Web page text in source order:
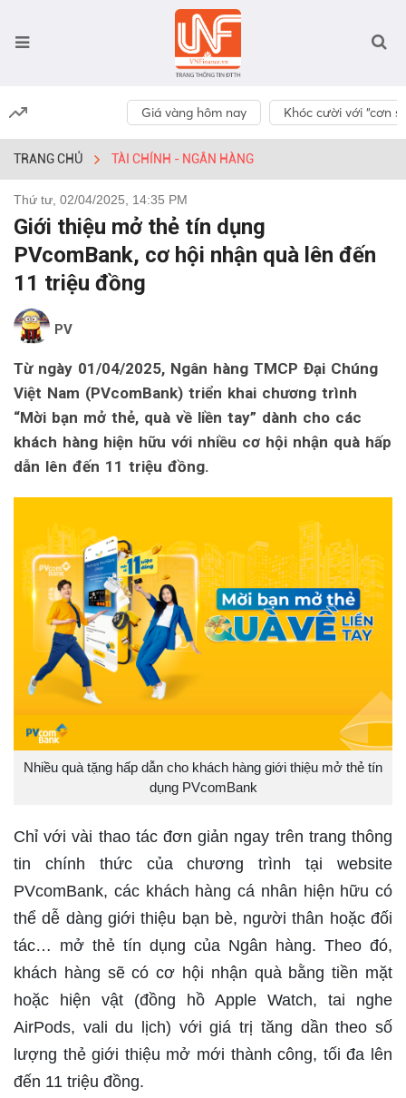
Giá vàng hôm nay Khóc cười với “cơn
TRANG CHỦ TÀI CHÍNH - NGÂN HÀNG
Thứ tư, 02/04/2025, 14:35 PM
Giới thiệu mở thẻ tín dụng
PVcomBank, cơ hội nhận quà lên đến
11 triệu đồng
PV
Từ ngày 01/04/2025, Ngân hàng TMCP Đại Chúng
Việt Nam (PVcomBank) triển khai chương trình
“Mời bạn mở thẻ, quà về liền tay” dành cho các
khách hàng hiện hữu với nhiều cơ hội nhận quà hấp
dẫn lên đến 11 triệu đồng.
Nhiều quà tặng hấp dẫn cho khách hàng giới thiệu mở thẻ tín
dụng PVcomBank
Chỉ với vài thao tác đơn giản ngay trên trang thông
tin chính thức của chương trình tại website
PVcomBank, các khách hàng cá nhân hiện hữu có
thể dễ dàng giới thiệu bạn bè, người thân hoặc đối
tác… mở thẻ tín dụng của Ngân hàng. Theo đó,
khách hàng sẽ có cơ hội nhận quà bằng tiền mặt
hoặc hiện vật (đồng hồ Apple Watch, tai nghe
AirPods, vali du lịch) với giá trị tăng dần theo số
lượng thẻ giới thiệu mở mới thành công, tối đa lên
đến 11 triệu đồng.